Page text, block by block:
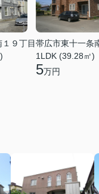
９丁目帯広市東十一条
1LDK (39.28㎡)
5万円